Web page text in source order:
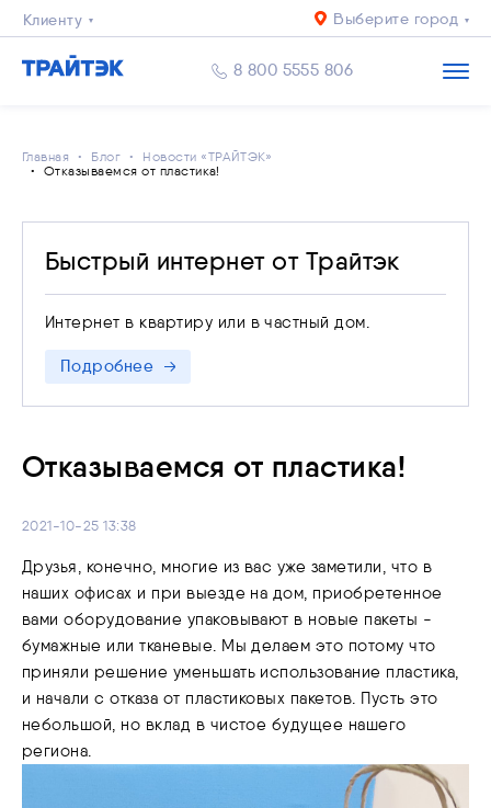
Клиенту
Выберите город
8 800 5555 806
Главная Блог
Новости «ТРАЙТЭК»
Отказываемся от пластика!
Быстрый интернет от Трайтэк
Интернет в квартиру или в частный дом.
Подробнее
Отказываемся от пластика!
2021-10-25 13:38
Друзья, конечно, многие из вас уже заметили, что в
наших офисах и при выезде на дом, приобретенное
вами оборудование упаковывают в новые пакеты -
бумажные или тканевые. Мы делаем это потому что
приняли решение уменьшать использование пластика,
и начали с отказа от пластиковых пакетов. Пусть это
небольшой, но вклад в чистое будущее нашего
региона.